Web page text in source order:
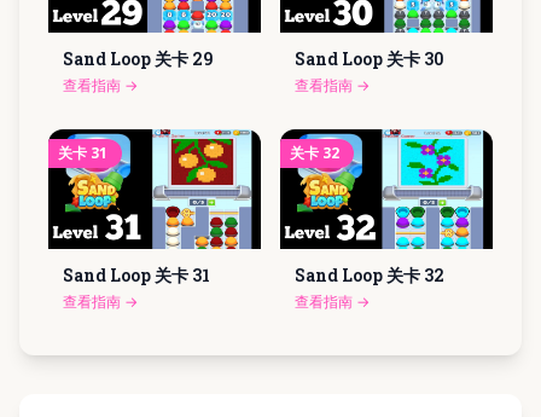
Sand Loop 关卡 29
查看指南 →
Sand Loop 关卡 30
查看指南 →
关卡 31
Sand Loop 关卡 31
查看指南 →
关卡 32
Sand Loop 关卡 32
查看指南 →